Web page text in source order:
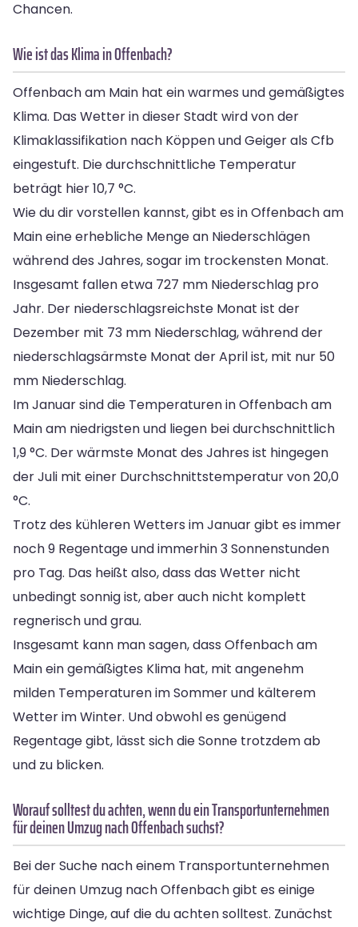
Chancen.
Wie ist das Klima in Offenbach?
Offenbach am Main hat ein warmes und gemäßigtes
Klima. Das Wetter in dieser Stadt wird von der
Klimaklassifikation nach Köppen und Geiger als Cfb
eingestuft. Die durchschnittliche Temperatur
beträgt hier 10,7 °C.
Wie du dir vorstellen kannst, gibt es in Offenbach am
Main eine erhebliche Menge an Niederschlägen
während des Jahres, sogar im trockensten Monat.
Insgesamt fallen etwa 727 mm Niederschlag pro
Jahr. Der niederschlagsreichste Monat ist der
Dezember mit 73 mm Niederschlag, während der
niederschlagsärmste Monat der April ist, mit nur 50
mm Niederschlag.
Im Januar sind die Temperaturen in Offenbach am
Main am niedrigsten und liegen bei durchschnittlich
1,9 °C. Der wärmste Monat des Jahres ist hingegen
der Juli mit einer Durchschnittstemperatur von 20,0
°C.
Trotz des kühleren Wetters im Januar gibt es immer
noch 9 Regentage und immerhin 3 Sonnenstunden
pro Tag. Das heißt also, dass das Wetter nicht
unbedingt sonnig ist, aber auch nicht komplett
regnerisch und grau.
Insgesamt kann man sagen, dass Offenbach am
Main ein gemäßigtes Klima hat, mit angenehm
milden Temperaturen im Sommer und kälterem
Wetter im Winter. Und obwohl es genügend
Regentage gibt, lässt sich die Sonne trotzdem ab
und zu blicken.
Worauf solltest du achten, wenn du ein Transportunternehmen
für deinen Umzug nach Offenbach suchst?
Bei der Suche nach einem Transportunternehmen
für deinen Umzug nach Offenbach gibt es einige
wichtige Dinge, auf die du achten solltest. Zunächst